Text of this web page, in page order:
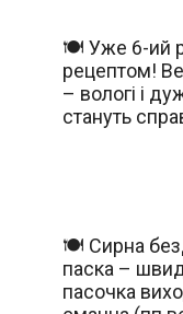
🍽️ Уже 6-ий
рецептом!
– вологі і
стануть
🍽️ Сирна
паска –
пасочка